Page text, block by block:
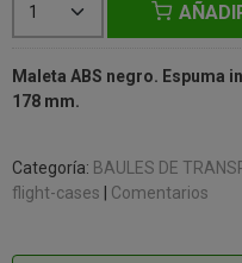
Maleta ABS negro. Espuma
178 mm.
Categoría: BAULES DE
flight-cases
Comentarios